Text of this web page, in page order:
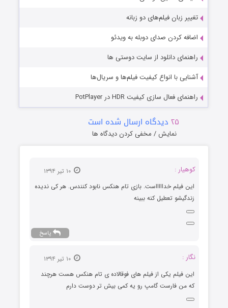
تغییر زبان فیلم‌های دو زبانه
اضافه کردن صدای دوبله به ویدئو
راهنمای دانلود از سایت دوستی ها
آشنایی با انواع کیفیت فیلم‌ها و سریال‌ها
راهنمای فعال سازی کیفیت HDR در PotPlayer
۲۵ دیدگاه ارسال شده است
نمایش / مخفی کردن دیدگاه ها
کوهیار :
۱۰ تیر ۱۳۹۴
این فیلم خداااااست. بازی تام هنکس نابود کنندس. هر کی ندیده
زندگیشو تعطیل کنه ببینه
پاسخ
نگار :
۱۰ تیر ۱۳۹۴
این فیلم یکی از فیلم های فوقالاده ی تام هنکس هست هرچند
که من فارست گامپ رو یه کمی بیش تر دوست دارم